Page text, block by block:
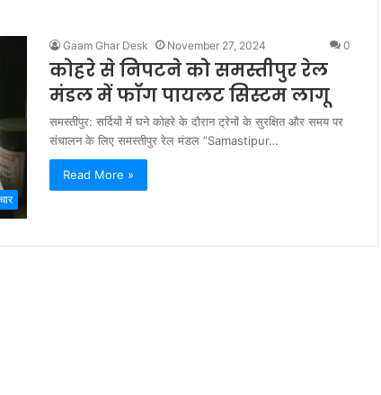
Gaam Ghar Desk November 27, 2024 0
कोहरे से निपटने को समस्तीपुर रेल
मंडल में फॉग पायलट सिस्टम लागू
समस्तीपुर: सर्दियों में घने कोहरे के दौरान ट्रेनों के सुरक्षित और समय पर
संचालन के लिए समस्तीपुर रेल मंडल ”Samastipur…
Read More »